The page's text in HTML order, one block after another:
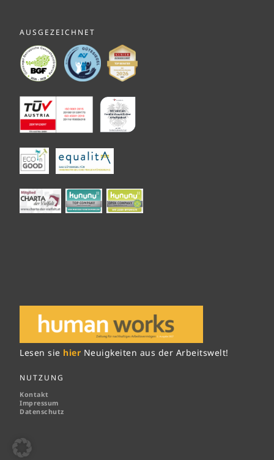
AUSGEZEICHNET
Lesen sie hier Neuigkeiten aus der Arbeitswelt!
NUTZUNG
Kontakt
Impressum
Datenschutz